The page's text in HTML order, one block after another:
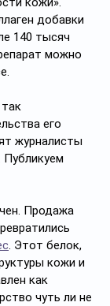
добавки
140 тысяч
можно
его
журналисты
Публикуем
Продажа
. Этот белок,
кожи и
как
чуть ли не